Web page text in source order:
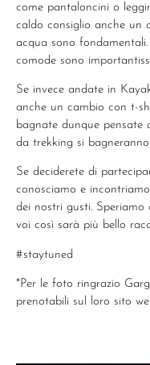
come pantaloncini o
caldo consiglio anche un
acqua sono
comode sono
Se invece andate in
anche un cambio con t-
bagnate dunque pensate
da trekking si
Se deciderete di
conosciamo e
dei nostri gusti. Speriamo
voi così sarà più bello
#staytuned
*Per le foto ringrazio
prenotabili sul loro sito